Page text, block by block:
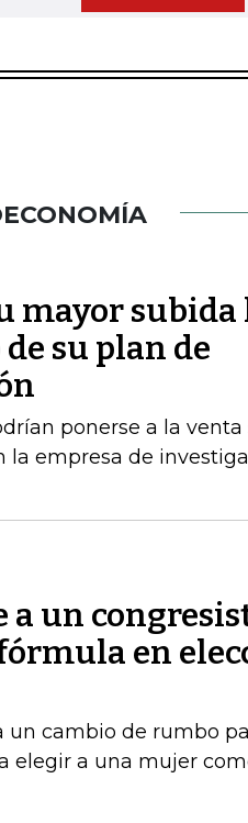
mayor
su plan de
ponerse a la venta
la empresa de
a un
en
un cambio de rumbo
elegir a una mujer